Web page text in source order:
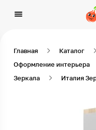
Главная Каталог
Оформление интерьера
Зеркала
Италия